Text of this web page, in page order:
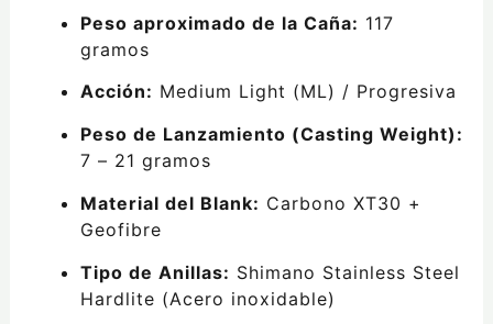
Peso aproximado de la Caña: 117
gramos
Acción: Medium Light (ML) / Progresiva
Peso de Lanzamiento (Casting Weight):
7 – 21 gramos
Material del Blank: Carbono XT30 +
Geofibre
Tipo de Anillas: Shimano Stainless Steel
Hardlite (Acero inoxidable)